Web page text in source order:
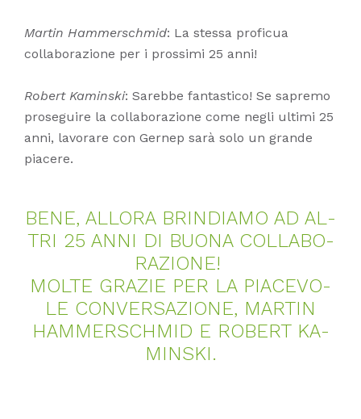
Martin Hammerschmid: La stessa proficua
collaborazione per i prossimi 25 anni!
Robert Kaminski: Sarebbe fantastico! Se sapremo
proseguire la collaborazione come negli ultimi 25
anni, lavorare con Gernep sarà solo un grande
piacere.
BENE, ALL­ORA BRIN­DIA­MO AD AL­
TRI 25 ANNI DI BUO­NA COL­LA­BO­
RA­ZIO­NE!
MOL­TE GRA­ZIE PER LA PIA­CE­VO­
LE CON­VER­SA­ZIO­NE, MAR­TIN
HAM­MER­SCHMID E RO­BERT KA­
MIN­SKI.